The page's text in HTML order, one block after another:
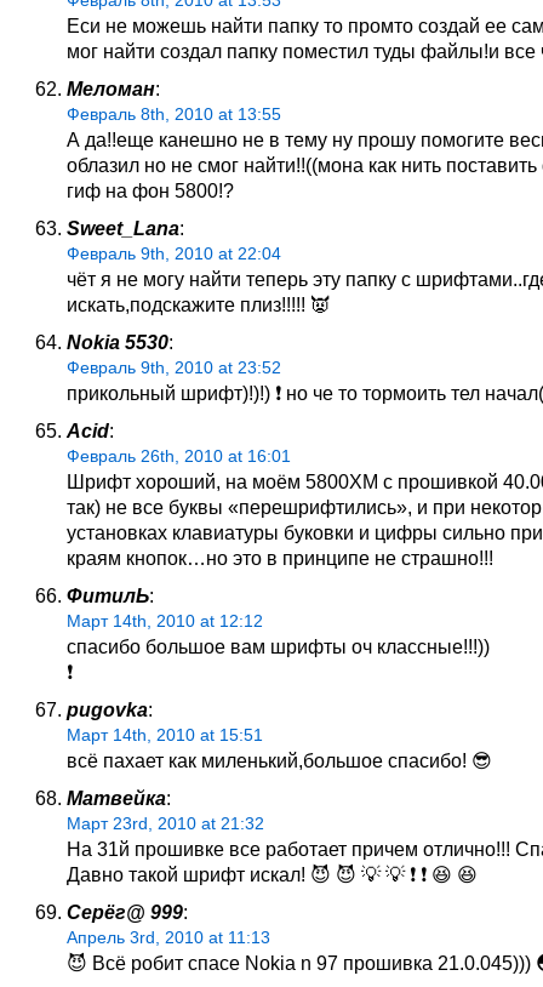
Еси не можешь найти папку то промто создай ее
мог найти создал папку поместил туды файлы!и все
Меломан:
Февраль 8th, 2010 at 13:55
А да!!еще канешно не в тему ну прошу помогите
облазил но не смог найти!!((мона как нить
гиф на фон 5800!?
Sweet_Lana:
Февраль 9th, 2010 at 22:04
чёт я не могу найти теперь эту папку с
искать,подскажите плиз!!!!! 👿
Nokia 5530:
Февраль 9th, 2010 at 23:52
прикольный шрифт)!)!) ❗ но че то тормоить тел
Acid:
Февраль 26th, 2010 at 16:01
Шрифт хороший, на моём 5800ХМ с прошивкой
так) не все буквы «перешрифтились», и при
установках клавиатуры буковки и цифры сильно
краям кнопок…но это в принципе не страшно!!!
ФитилЬ:
Март 14th, 2010 at 12:12
спасибо большое вам шрифты оч классные!!!))
❗
pugovka:
Март 14th, 2010 at 15:51
всё пахает как миленький,большое спасибо! 😎
Матвейка:
Март 23rd, 2010 at 21:32
На 31й прошивке все работает причем отлично!!!
Давно такой шрифт искал! 😈 😈 💡 💡 ❗ ❗ 😆 😆
Серёг@ 999:
Апрель 3rd, 2010 at 11:13
😈 Всё робит спасе Nokia n 97 прошивка 21.0.045)))